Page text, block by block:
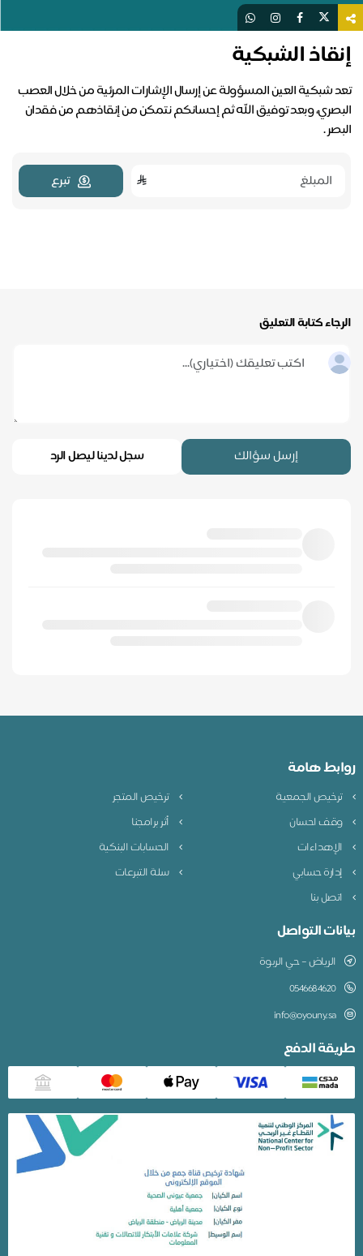
إنقاذ الشبكية
تعد شبكية العين المسؤولة عن إرسال الإشارات المرئية من خلال العصب
البصري، وبعد توفيق الله ثم إحسانكم نتمكن من إنقاذهم من فقدان
البصر .
تبرع
الرجاء كتابة التعليق
إرسل سؤالك سجل لدينا ليصل الرد
روابط هامة
ترخيص الجمعية
ترخيص المتجر
وقف احسان
أثر برامجنا
الإهداءات
الحسابات البنكية
إدارة حسابي
سلة التبرعات
اتصل بنا
بيانات التواصل
الرياض – حي الربوة
0546684620
info@oyouny.sa
طريقة الدفع